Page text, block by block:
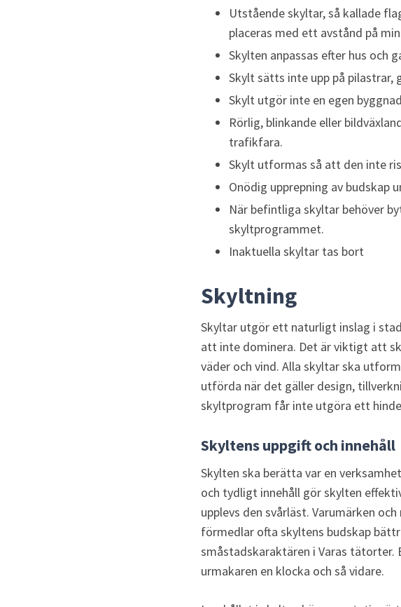
Utstående skyltar, så kallade
placeras med ett avstånd på
Skylten anpassas efter hus och
Skylt sätts inte upp på pilastrar,
Skylt utgör inte en egen
Rörlig, blinkande eller
trafikfara.
Skylt utformas så att den inte
Onödig upprepning av budskap
När befintliga skyltar behöver
skyltprogrammet.
Inaktuella skyltar tas bort
Skyltning
Skyltar utgör ett naturligt inslag i
att inte dominera. Det är viktigt att
väder och vind. Alla skyltar ska
utförda när det gäller design,
skyltprogram får inte utgöra ett
Skyltens uppgift och innehåll
Skylten ska berätta var en
och tydligt innehåll gör skylten
upplevs den svårläst. Varumärken
förmedlar ofta skyltens budskap
småstadskaraktären i Varas tätorter.
urmakaren en klocka och så vidare.